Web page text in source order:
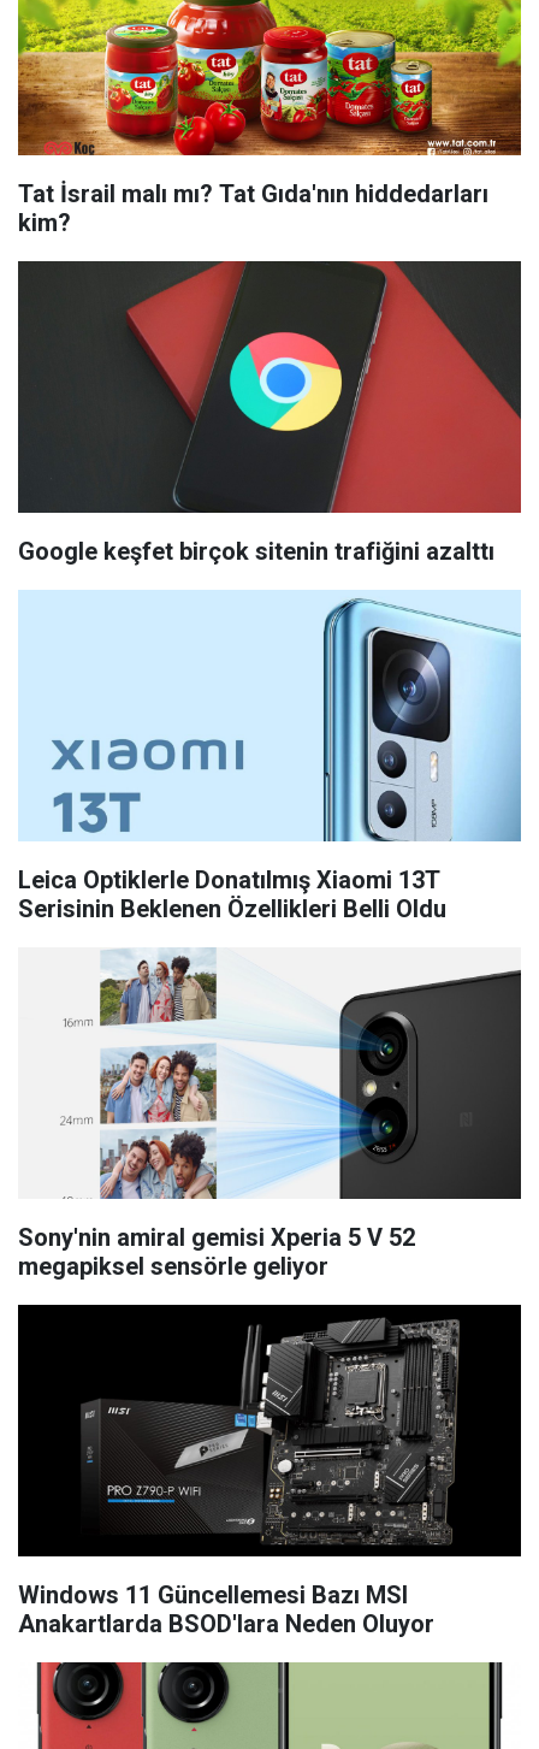
Tat İsrail malı mı? Tat Gıda'nın hiddedarları
kim?
Google keşfet birçok sitenin trafiğini azalttı
Leica Optiklerle Donatılmış Xiaomi 13T
Serisinin Beklenen Özellikleri Belli Oldu
Sony'nin amiral gemisi Xperia 5 V 52
megapiksel sensörle geliyor
Windows 11 Güncellemesi Bazı MSI
Anakartlarda BSOD'lara Neden Oluyor